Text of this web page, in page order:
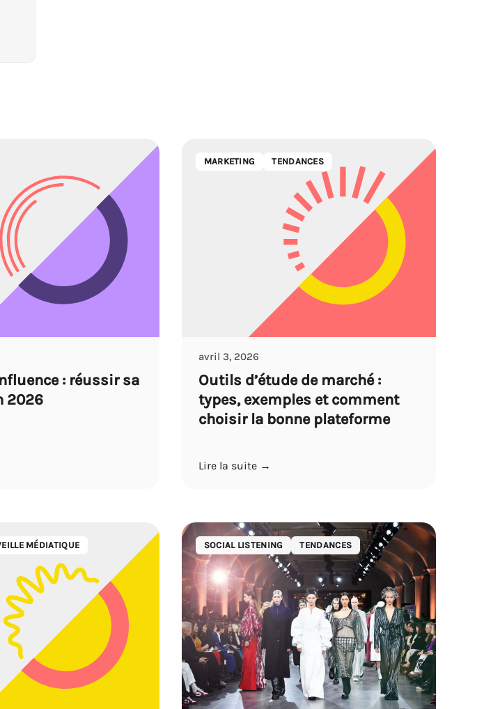
: réussir sa
2026
MARKETING TENDANCES
avril 3, 2026
Outils d’étude de marché :
types, exemples et comment
choisir la bonne plateforme
Lire la suite →
MÉDIATIQUE SOCIAL LISTENING TENDANCES